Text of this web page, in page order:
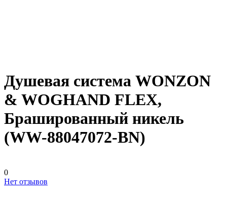
Душевая система WONZON
& WOGHAND FLEX,
Брашированный никель
(WW-88047072-BN)
0
Нет отзывов